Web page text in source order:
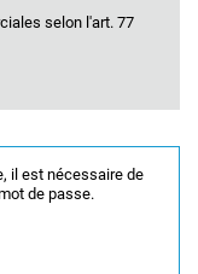
selon l'art. 77
il est nécessaire de
de passe.